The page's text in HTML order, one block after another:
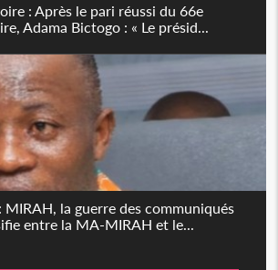
: Après le pari réussi du 66e
Adama Bictogo : « Le présid...
la guerre des communiqués
entre la MA-MIRAH et le...